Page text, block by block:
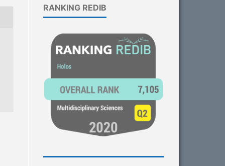
RANKING REDIB